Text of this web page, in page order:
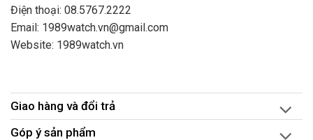
Điện thoại: 08.5767.2222
Email: 1989watch.vn@gmail.com
Website: 1989watch.vn
Giao hàng và đổi trả
Góp ý sản phẩm